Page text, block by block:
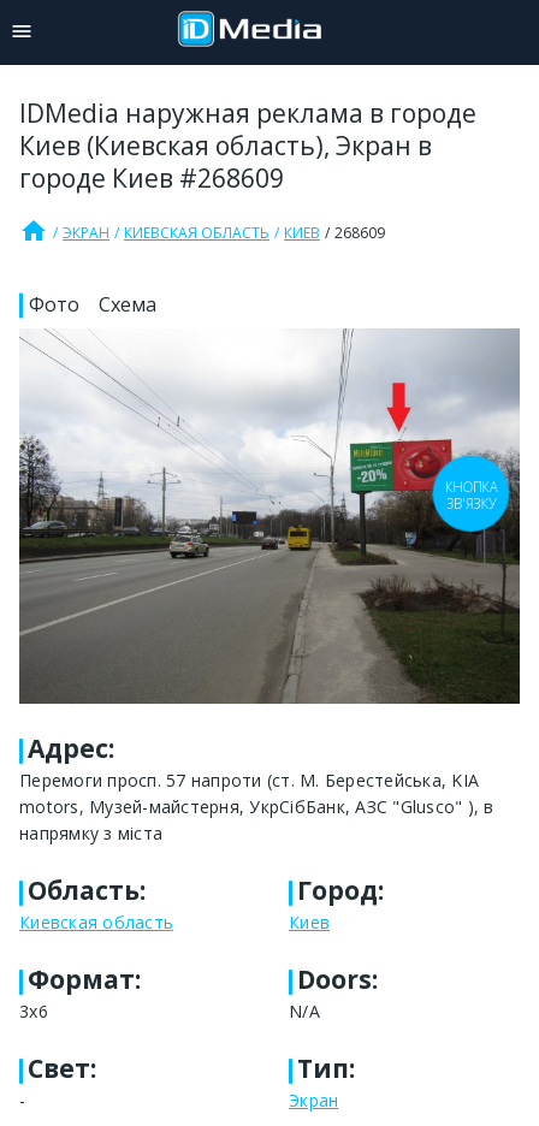
IDMedia наружная реклама в городе
Киев (Киевская область), Экран в
городе Киев #268609
home ЭКРАН КИЕВСКАЯ ОБЛАСТЬ КИЕВ 268609
Фото Схема
Адрес:
Перемоги просп. 57 напроти (ст. М. Берестейська, KIA
motors, Музей-майстерня, УкрСібБанк, АЗС "Glusco" ), в
напрямку з міста
Область:
Киевская область
Город:
Киев
Формат:
3х6
Doors:
N/A
Свет:
-
Тип:
Экран
КНОПКА
ЗВ'ЯЗКУ